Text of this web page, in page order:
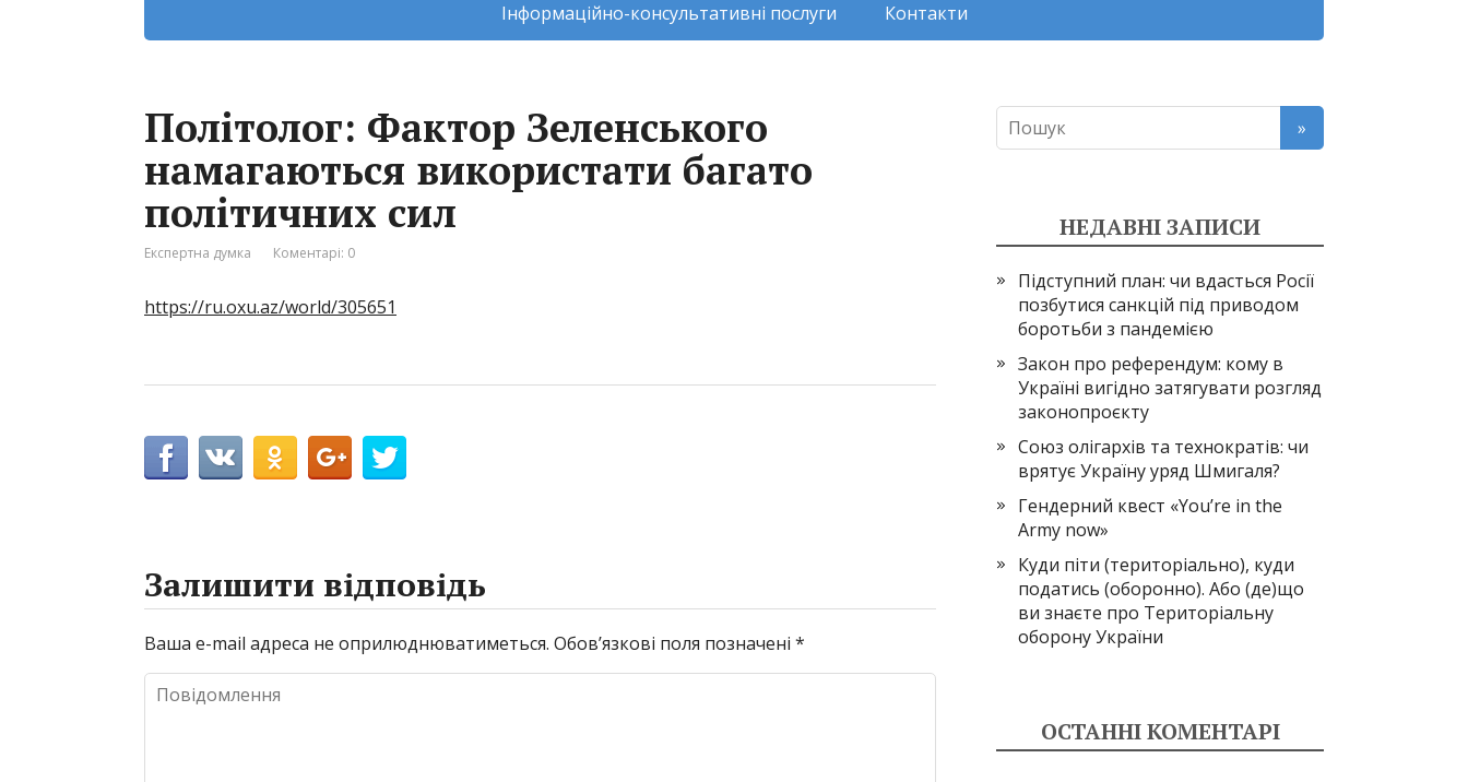
Інформаційно-консультативні послуги Контакти
Політолог: Фактор Зеленського
намагаються використати багато
політичних сил
Експертна думка Коментарі: 0
https://ru.oxu.az/world/305651
Залишити відповідь
Ваша e-mail адреса не оприлюднюватиметься. Обов’язкові поля позначені *
НЕДАВНІ ЗАПИСИ
Підступний план: чи вдасться Росії
позбутися санкцій під приводом
боротьби з пандемією
Закон про референдум: кому в
Україні вигідно затягувати розгляд
законопроєкту
Союз олігархів та технократів: чи
врятує Україну уряд Шмигаля?
Гендерний квест «You’re in the
Army now»
Куди піти (територіально), куди
податись (оборонно). Або (де)що
ви знаєте про Територіальну
оборону України
ОСТАННІ КОМЕНТАРІ